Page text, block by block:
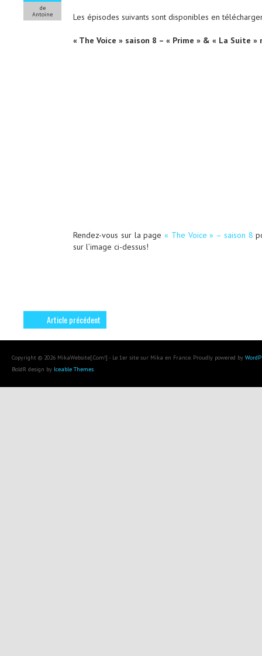
de
Antoine
Les épisodes suivants sont disponibles en
« The Voice » saison 8 – « Prime » & « La Suite
Rendez-vous sur la page« The Voice » – saison 8
sur l’image ci-dessus!
Article précédent
Copyright © 2026 MikaWebsite[.Com!] - Le 1er site sur Mika en France. Proudly powered by
BoldR design by Iceable Themes.